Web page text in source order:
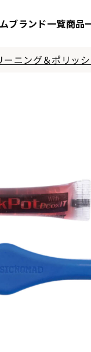
ブランド一覧商品
ーニング＆ポリッ